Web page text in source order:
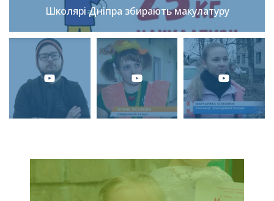
Школярі Дніпра збирають макулатуру